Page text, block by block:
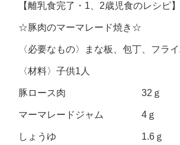
【離乳食完了・1、2歳児食のレシピ】
☆豚肉のマーマレード焼き☆
〈必要なもの〉まな板、包丁、フラ
〈材料〉子供1人
豚ロース肉 32ｇ
マーマレードジャム 4ｇ
しょうゆ 1.6ｇ